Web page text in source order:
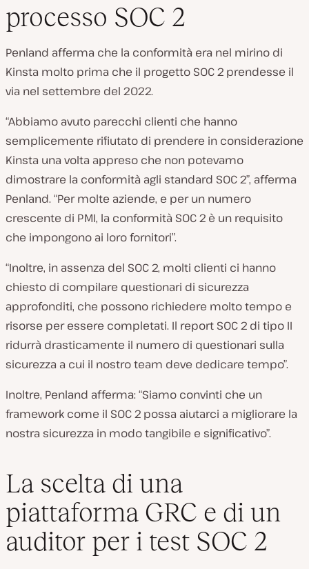
processo SOC 2
Penland afferma che la conformità era nel mirino di
Kinsta molto prima che il progetto SOC 2 prendesse il
via nel settembre del 2022.
“Abbiamo avuto parecchi clienti che hanno
semplicemente rifiutato di prendere in considerazione
Kinsta una volta appreso che non potevamo
dimostrare la conformità agli standard SOC 2”, afferma
Penland. “Per molte aziende, e per un numero
crescente di PMI, la conformità SOC 2 è un requisito
che impongono ai loro fornitori”.
“Inoltre, in assenza del SOC 2, molti clienti ci hanno
chiesto di compilare questionari di sicurezza
approfonditi, che possono richiedere molto tempo e
risorse per essere completati. Il report SOC 2 di tipo II
ridurrà drasticamente il numero di questionari sulla
sicurezza a cui il nostro team deve dedicare tempo”.
Inoltre, Penland afferma: “Siamo convinti che un
framework come il SOC 2 possa aiutarci a migliorare la
nostra sicurezza in modo tangibile e significativo”.
La scelta di una
piattaforma GRC e di un
auditor per i test SOC 2